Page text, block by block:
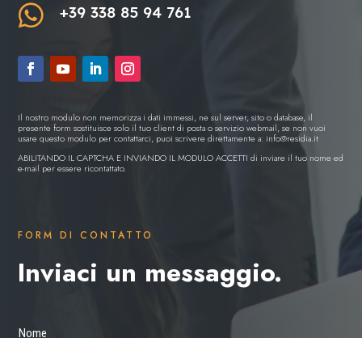
 +39 338 85 94 761
Il nostro modulo non memorizza i dati immessi, ne sul server, sito o database, il
presente form sostituisce solo il tuo client di posta o servizio webmail, se non vuoi
usare questo modulo per contattarci, puoi scrivere direttamente a: info@residia.it
ABILITANDO IL CAPTCHA E INVIANDO IL MODULO ACCETTI di inviare il tuo nome ed
e-mail per essere ricontattato.
FORM DI CONTATTO
Inviaci un messaggio.